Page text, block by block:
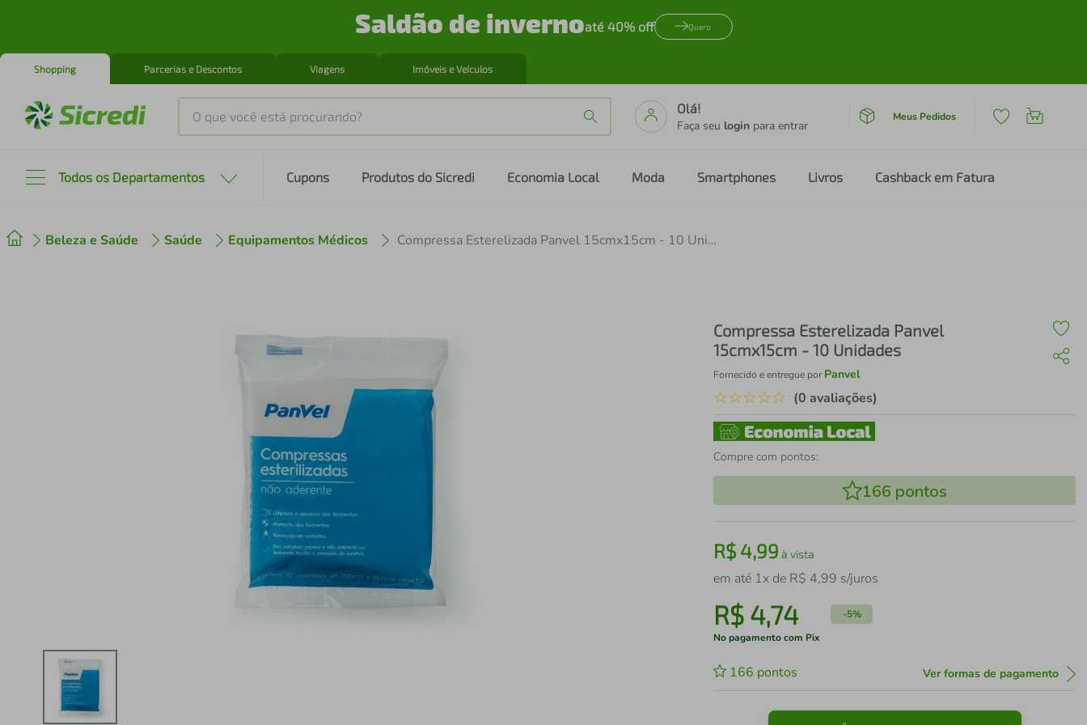
Saldão de invernoaté 40% off Quero
Shopping Parcerias e Descontos Viagens Imóveis e Veículos
O que você está procurando?
Olá!
Faça seu login para entrar
Meus Pedidos
Todos os Departamentos Cupons Produtos do Sicredi Economia Local Moda Smartphones Livros Cashback em Fatura
Beleza e Saúde Saúde Equipamentos Médicos Compressa Esterelizada Panvel 15cmx15cm - 10 Unidades
Compressa Esterelizada Panvel
15cmx15cm - 10 Unidades
Fornecido e entregue por Panvel
☆☆☆☆☆ (0 avaliações)
Compre com pontos:
166 pontos
R$4,99 à vista
em até 1x de R$ 4,99 s/juros
R$ 4,74 -5%
No pagamento com Pix
166 pontos Ver formas de pagamento
2º cafeteira